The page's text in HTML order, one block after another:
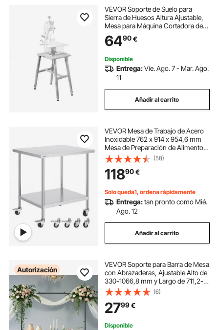
VEVOR Soporte de Suelo para
Sierra de Huesos Altura Ajustable,
Mesa para Máquina Cortadora de
Huesos, Estructura en Forma de H,
Almohadillas Antideslizantes, Apto
6490€
Disponible
Entrega:Vie. Ago. 7 - Mar. Ago.
11
Añadir al carrito
VEVOR Mesa de Trabajo de Acero
Inoxidable 762 x 914 x 954,6 mm
Mesa de Preparación de Alimentos
con 4 Ruedas Mesa de Cocina
Estante Ajustable en Altura para
Cocina Restaurante Bar Garaje al
Aire Libre
(58)
11890€
Solo queda1, ordena rápidamente
Entrega:tan pronto como Mié.
Ago. 12
Añadir al carrito
Autorización
VEVOR Soporte para Barra de Mesa
con Abrazaderas, Ajustable Alto de
330-1066,8 mm y Largo de 711,2-
2489,2 mm, Marco para Arco de
Globos de Mesa para Decoración
de Bodas, Cumpleaños, Fiestas,
Negro
(6)
2799€
Disponible